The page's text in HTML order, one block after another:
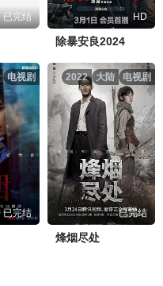
已完结 HD
除暴安良2024
电视剧
已完结
电视剧
大陆
2022
已完结
烽烟尽处